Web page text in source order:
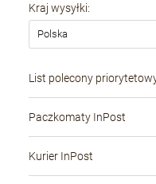
Kraj wysyłki:
List polecony
Paczkomaty InPost
Kurier InPost